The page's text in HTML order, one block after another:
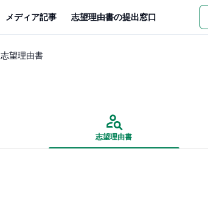
メディア記事 志望理由書の提出窓口
志望理由書
志望理由書